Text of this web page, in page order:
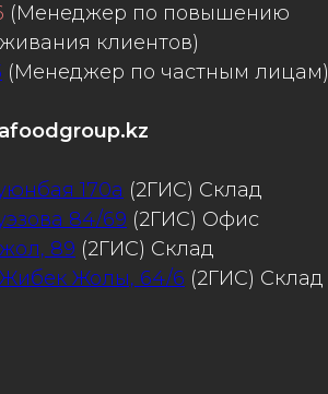
(Менеджер по повышению
клиентов)
(Менеджер по частным лицам)
170а (2ГИС) Склад
84/69 (2ГИС) Офис
89 (2ГИС) Склад
Жолы, 64/6 (2ГИС) Склад